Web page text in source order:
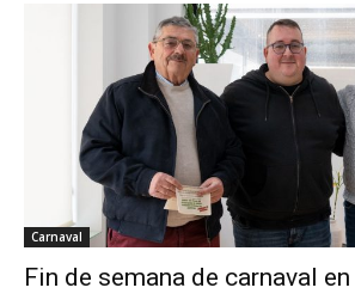
Carnaval
Fin de semana de carnaval